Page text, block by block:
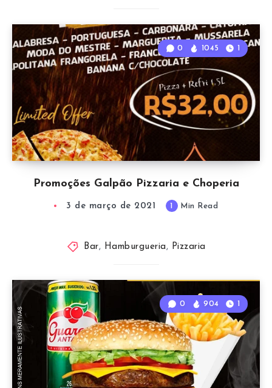
Promoções Galpão Pizzaria e Choperia
0 1045 1
3 de março de 2021 1 Min Read
Bar, Hamburgueria, Pizzaria
0 904 1